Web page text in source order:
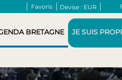
Devise : EUR
Favoris
BRETAGNE JE SUIS